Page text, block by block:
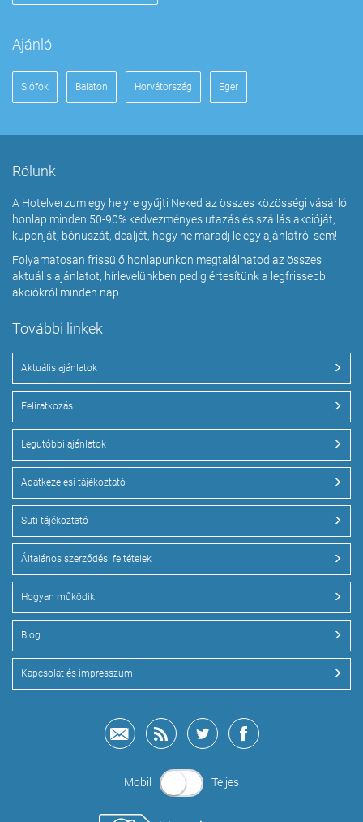
Ajánló
Siófok Balaton Horvátország Eger
Rólunk
A Hotelverzum egy helyre gyűjti Neked az összes közösségi vásárló
honlap minden 50-90% kedvezményes utazás és szállás akcióját,
kuponját, bónuszát, dealjét, hogy ne maradj le egy ajánlatról sem!
Folyamatosan frissülő honlapunkon megtalálhatod az összes
aktuális ajánlatot, hírlevelünkben pedig értesítünk a legfrissebb
akciókról minden nap.
További linkek
Aktuális ajánlatok
Feliratkozás
Legutóbbi ajánlatok
Adatkezelési tájékoztató
Süti tájékoztató
Általános szerződési feltételek
Hogyan működik
Blog
Kapcsolat és impresszum
Mobil Teljes